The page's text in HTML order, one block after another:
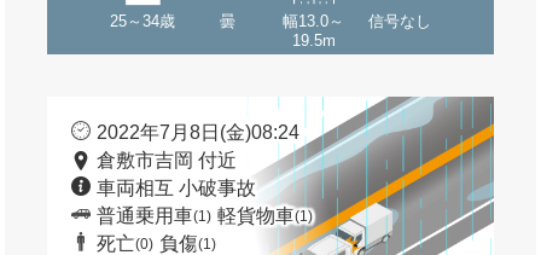
25～34歳 曇
幅13.0～
19.5m
信号なし
2022年7月8日(金)08:24
倉敷市吉岡 付近
車両相互 小破事故
普通乗用車(1) 軽貨物車(1)
死亡(0) 負傷(1)